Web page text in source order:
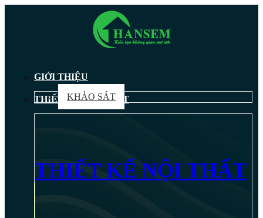
GIỚI THIỆU
KHẢO SÁT
THIẾT KẾ NỘI THẤT
THIẾT KẾ NỘI THẤT